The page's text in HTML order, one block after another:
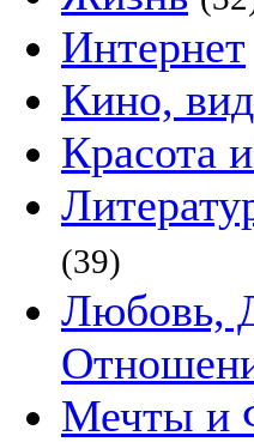
Интернет
Кино,
Красота
(39)
Любовь,
Мечты и